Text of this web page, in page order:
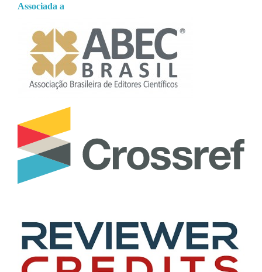
Associada a